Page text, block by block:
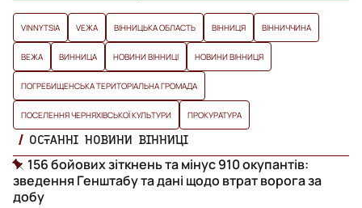
VINNYTSIA VЕЖА ВІННИЦЬКА ОБЛАСТЬ ВІННИЦЯ ВІННИЧЧИНА
ВЕЖА ВИННИЦА НОВИНИ ВІННИЦІ НОВИНИ ВІННИЦЯ
ПОГРЕБИЩЕНСЬКА ТЕРИТОРІАЛЬНА ГРОМАДА
ПОСЕЛЕННЯ ЧЕРНЯХІВСЬКОЇ КУЛЬТУРИ ПРОКУРАТУРА
ОСТАННІ НОВИНИ ВІННИЦІ
156 бойових зіткнень та мінус 910 окупантів:
зведення Генштабу та дані щодо втрат ворога за
добу